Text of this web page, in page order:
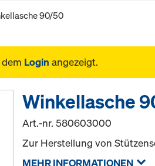
90/50
Login angezeigt.
Winkellasche
Art.-nr.580603000
Zur Herstellung von
MEHR INFORMATIONEN